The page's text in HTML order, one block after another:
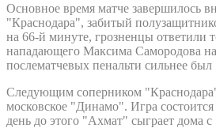
Основное время матче завершилось
"Краснодара", забитый
на 66-й минуте, грозненцы ответили
нападающего Максима Самородова
послематчевых пенальти сильнее
Следующим соперником
московское "Динамо". Игра
день до этого "Ахмат" сыграет дома